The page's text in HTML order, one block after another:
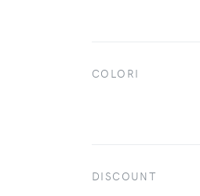
COLORI
DISCOUNT